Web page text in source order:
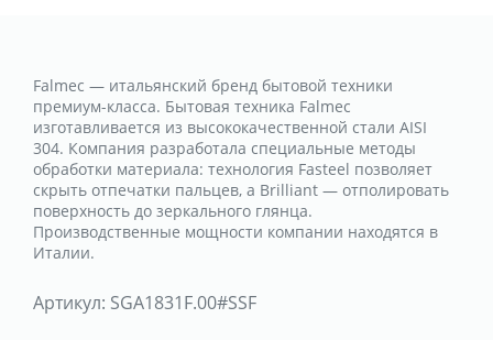
Falmec — итальянский бренд бытовой техники
премиум-класса. Бытовая техника Falmec
изготавливается из высококачественной стали AISI
304. Компания разработала специальные методы
обработки материала: технология Fasteel позволяет
скрыть отпечатки пальцев, а Brilliant — отполировать
поверхность до зеркального глянца.
Производственные мощности компании находятся в
Италии.
Артикул: SGA1831F.00#SSF